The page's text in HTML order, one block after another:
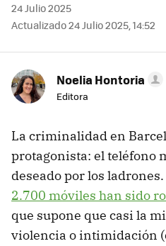
24 Julio 2025
Actualizado 24 Julio 2025, 14:52
Noelia Hontoria
Editora
La criminalidad en
protagonista: el teléfono
deseado por los
2.700 móviles han sido
que supone que casi la
violencia o intimidación